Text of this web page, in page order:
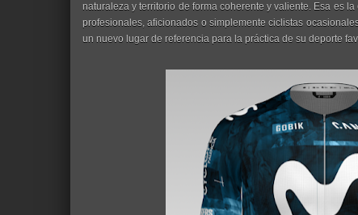
naturaleza y territorio de forma coherente y valiente. Esa es
profesionales, aficionados o simplemente ciclistas
un nuevo lugar de referencia para la práctica de su deporte